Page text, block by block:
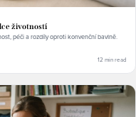
životností
péči a rozdíly oproti konvenční bavlně.
12 min read